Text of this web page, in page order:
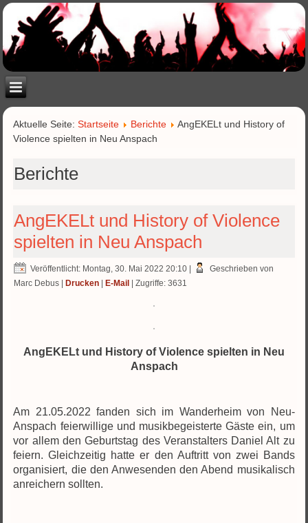
Aktuelle Seite:Startseite Berichte
AngEKELt und History of
Violence spielten in Neu Anspach
Berichte
AngEKELt und History of Violence
spielten in Neu Anspach
Veröffentlicht: Montag, 30. Mai 2022 20:10
Geschrieben von
Marc Debus
Drucken E-Mail | Zugriffe: 3631
AngEKELt und History of Violence spielten in Neu
Anspach
Am 21.05.2022 fanden sich im Wanderheim von Neu-
Anspach feierwillige und musikbegeisterte Gäste ein, um
vor allem den Geburtstag des Veranstalters Daniel Alt zu
feiern. Gleichzeitig hatte er den Auftritt von zwei Bands
organisiert, die den Anwesenden den Abend musikalisch
anreichern sollten.